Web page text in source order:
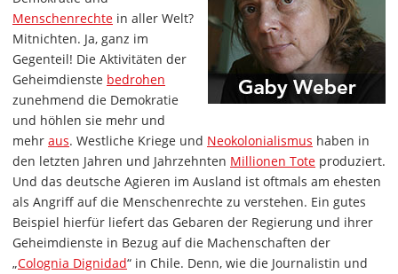
Menschenrechte in aller Welt?
Mitnichten. Ja, ganz im
Gegenteil! Die Aktivitäten der
Geheimdienste bedrohen
zunehmend die Demokratie
und höhlen sie mehr und
mehr aus. Westliche Kriege und Neokolonialismus haben in
den letzten Jahren und Jahrzehnten Millionen Tote produziert.
Und das deutsche Agieren im Ausland ist oftmals am ehesten
als Angriff auf die Menschenrechte zu verstehen. Ein gutes
Beispiel hierfür liefert das Gebaren der Regierung und ihrer
Geheimdienste in Bezug auf die Machenschaften der
„Colognia Dignidad“ in Chile. Denn, wie die Journalistin und